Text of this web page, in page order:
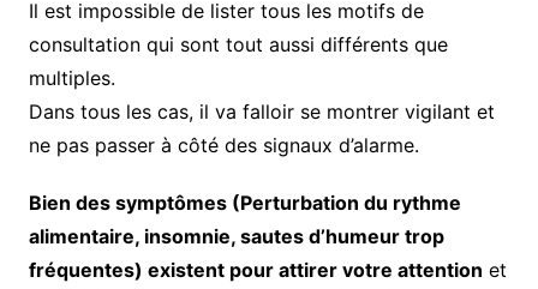
Il est impossible de lister tous les motifs de
consultation qui sont tout aussi différents que
multiples.
Dans tous les cas, il va falloir se montrer vigilant et
ne pas passer à côté des signaux d’alarme.
Bien des symptômes (Perturbation du rythme
alimentaire, insomnie, sautes d’humeur trop
fréquentes) existent pour attirer votre attention et